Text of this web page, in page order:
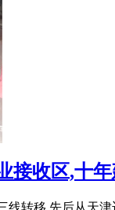
接收区,十
线转移,先后从